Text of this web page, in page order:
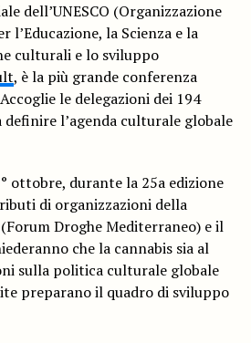
dell’UNESCO (Organizzazione
l’Educazione, la Scienza e la
culturali e lo sviluppo
, è la più grande conferenza
le delegazioni dei 194
l’agenda culturale globale
ottobre, durante la 25a edizione
di organizzazioni della
Droghe Mediterraneo) e il
che la cannabis sia al
sulla politica culturale globale
preparano il quadro di sviluppo